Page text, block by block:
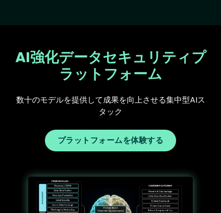
AI強化データセキュリティプ
ラットフォーム
数十のモデルを提供して成果を向上させる集中型AIス
タック
プラットフォームを体験する